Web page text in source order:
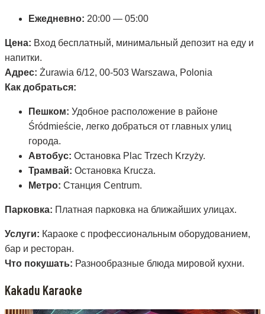
Ежедневно: 20:00 — 05:00
Цена: Вход бесплатный, минимальный депозит на еду и
напитки.
Адрес: Żurawia 6/12, 00-503 Warszawa, Polonia
Как добраться:
Пешком: Удобное расположение в районе
Śródmieście, легко добраться от главных улиц
города.
Автобус: Остановка Plac Trzech Krzyży.
Трамвай: Остановка Krucza.
Метро: Станция Centrum.
Парковка: Платная парковка на ближайших улицах.
Услуги: Караоке с профессиональным оборудованием,
бар и ресторан.
Что покушать: Разнообразные блюда мировой кухни.
Kakadu Karaoke